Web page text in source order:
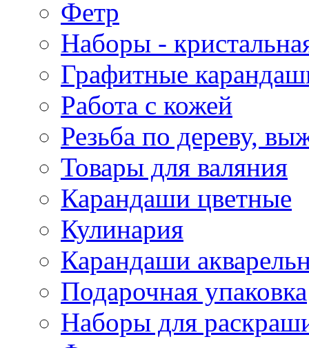
Фетр
Наборы -
Графитные
Работа с кожей
Резьба по дереву,
Товары для валяния
Карандаши цветные
Кулинария
Карандаши
Подарочная упаковка
Наборы для